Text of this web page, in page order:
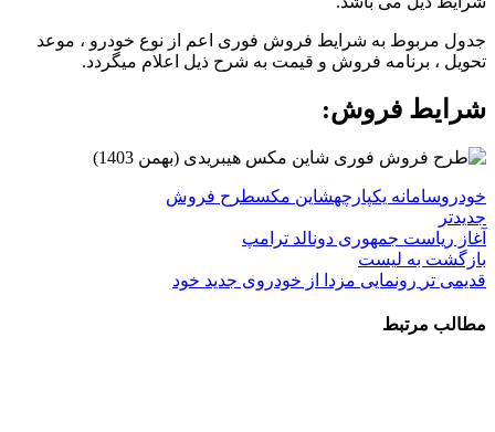
جدول مربوط به شرایط فروش فوری اعم از نوع خودرو ، موعد
تحویل ، برنامه فروش و قیمت به شرح ذیل اعلام میگردد.
شرایط فروش:
خودروسامانه یکپارچهشاین مکسطرح فروش
جدیدتر
آغاز ریاست جمهوری دونالد ترامپ
بازگشت به لیست
قدیمی تر رونمایی مزدا از خودروی جدید خود
مطالب مرتبط